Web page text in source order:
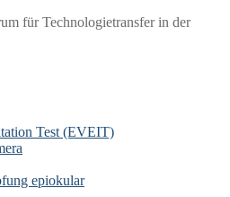
für Technologietransfer in der
Test (EVEIT)
epiokular